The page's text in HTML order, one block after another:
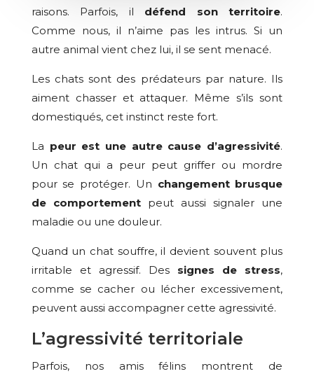
raisons. Parfois, il défend son territoire.
Comme nous, il n’aime pas les intrus. Si un
autre animal vient chez lui, il se sent menacé.
Les chats sont des prédateurs par nature. Ils
aiment chasser et attaquer. Même s’ils sont
domestiqués, cet instinct reste fort.
La peur est une autre cause d’agressivité.
Un chat qui a peur peut griffer ou mordre
pour se protéger. Un changement brusque
de comportementpeut aussi signaler une
maladie ou une douleur.
Quand un chat souffre, il devient souvent plus
irritable et agressif. Des signes de stress,
comme se cacher ou lécher excessivement,
peuvent aussi accompagner cette agressivité.
L’agressivité territoriale
Parfois, nos amis félins montrent de